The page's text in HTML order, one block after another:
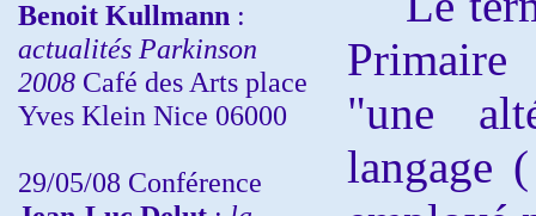
Benoit Kullmann :
actualités Parkinson
2008 Café des Arts place
Yves Klein Nice 06000
29/05/08 Conférence
Primaire
"une
langage